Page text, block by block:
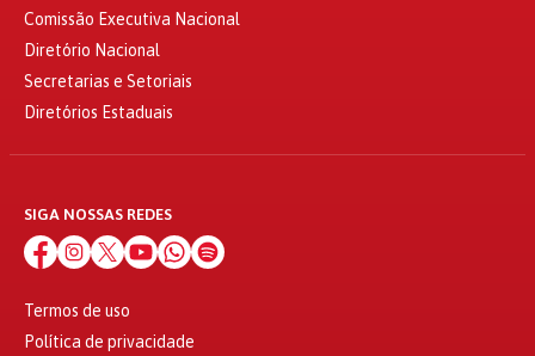
Comissão Executiva Nacional
Diretório Nacional
Secretarias e Setoriais
Diretórios Estaduais
SIGA NOSSAS REDES
Termos de uso
Política de privacidade